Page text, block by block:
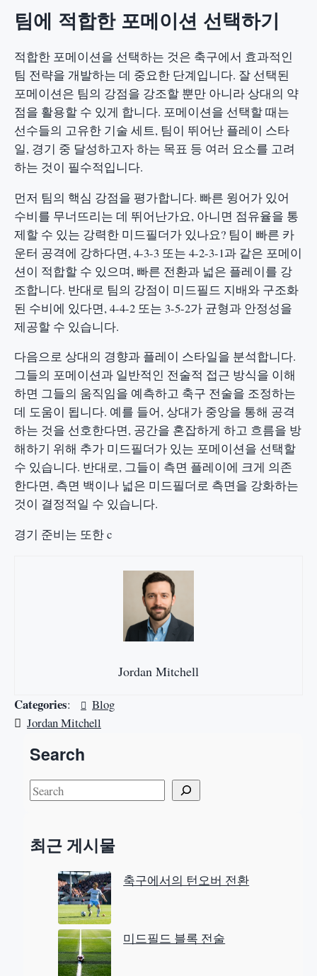
팀에 적합한 포메이션 선택하기
적합한 포메이션을 선택하는 것은 축구에서 효과적인
팀 전략을 개발하는 데 중요한 단계입니다. 잘 선택된
포메이션은 팀의 강점을 강조할 뿐만 아니라 상대의 약
점을 활용할 수 있게 합니다. 포메이션을 선택할 때는
선수들의 고유한 기술 세트, 팀이 뛰어난 플레이 스타
일, 경기 중 달성하고자 하는 목표 등 여러 요소를 고려
하는 것이 필수적입니다.
먼저 팀의 핵심 강점을 평가합니다. 빠른 윙어가 있어
수비를 무너뜨리는 데 뛰어난가요, 아니면 점유율을 통
제할 수 있는 강력한 미드필더가 있나요? 팀이 빠른 카
운터 공격에 강하다면, 4-3-3 또는 4-2-3-1과 같은 포메이
션이 적합할 수 있으며, 빠른 전환과 넓은 플레이를 강
조합니다. 반대로 팀의 강점이 미드필드 지배와 구조화
된 수비에 있다면, 4-4-2 또는 3-5-2가 균형과 안정성을
제공할 수 있습니다.
다음으로 상대의 경향과 플레이 스타일을 분석합니다.
그들의 포메이션과 일반적인 전술적 접근 방식을 이해
하면 그들의 움직임을 예측하고 축구 전술을 조정하는
데 도움이 됩니다. 예를 들어, 상대가 중앙을 통해 공격
하는 것을 선호한다면, 공간을 혼잡하게 하고 흐름을 방
해하기 위해 추가 미드필더가 있는 포메이션을 선택할
수 있습니다. 반대로, 그들이 측면 플레이에 크게 의존
한다면, 측면 백이나 넓은 미드필더로 측면을 강화하는
것이 결정적일 수 있습니다.
경기 준비는 또한 c
Jordan Mitchell
Categories:
Blog
Jordan Mitchell
Search
S
e
r
최근 게시물
축구에서의 턴오버 전환
미드필드 블록 전술